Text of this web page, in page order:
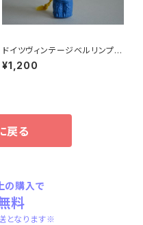
ドイツヴィンテージベルリンプラ
ベア青215
¥1,200
戻る
購入で
料
となります※